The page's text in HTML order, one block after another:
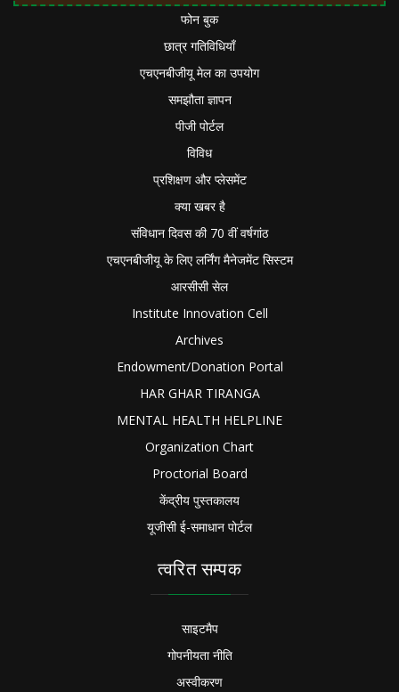
फोन बुक
छात्र गतिविधियाँ
एचएनबीजीयू मेल का उपयोग
समझौता ज्ञापन
पीजी पोर्टल
विविध
प्रशिक्षण और प्लेसमेंट
क्या खबर है
संविधान दिवस की 70 वीं वर्षगांठ
एचएनबीजीयू के लिए लर्निंग मैनेजमेंट सिस्टम
आरसीसी सेल
Institute Innovation Cell
Archives
Endowment/Donation Portal
HAR GHAR TIRANGA
MENTAL HEALTH HELPLINE
Organization Chart
Proctorial Board
केंद्रीय पुस्तकालय
यूजीसी ई-समाधान पोर्टल
त्वरित सम्पक
साइटमैप
गोपनीयता नीति
अस्वीकरण